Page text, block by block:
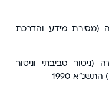
(מסירת מידע והדרכת
(ניטור סביבתי וניטור
1990